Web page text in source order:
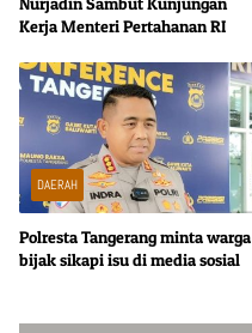
Kerja Menteri Pertahanan RI
DAERAH
Polresta Tangerang minta warga
bijak sikapi isu di media sosial